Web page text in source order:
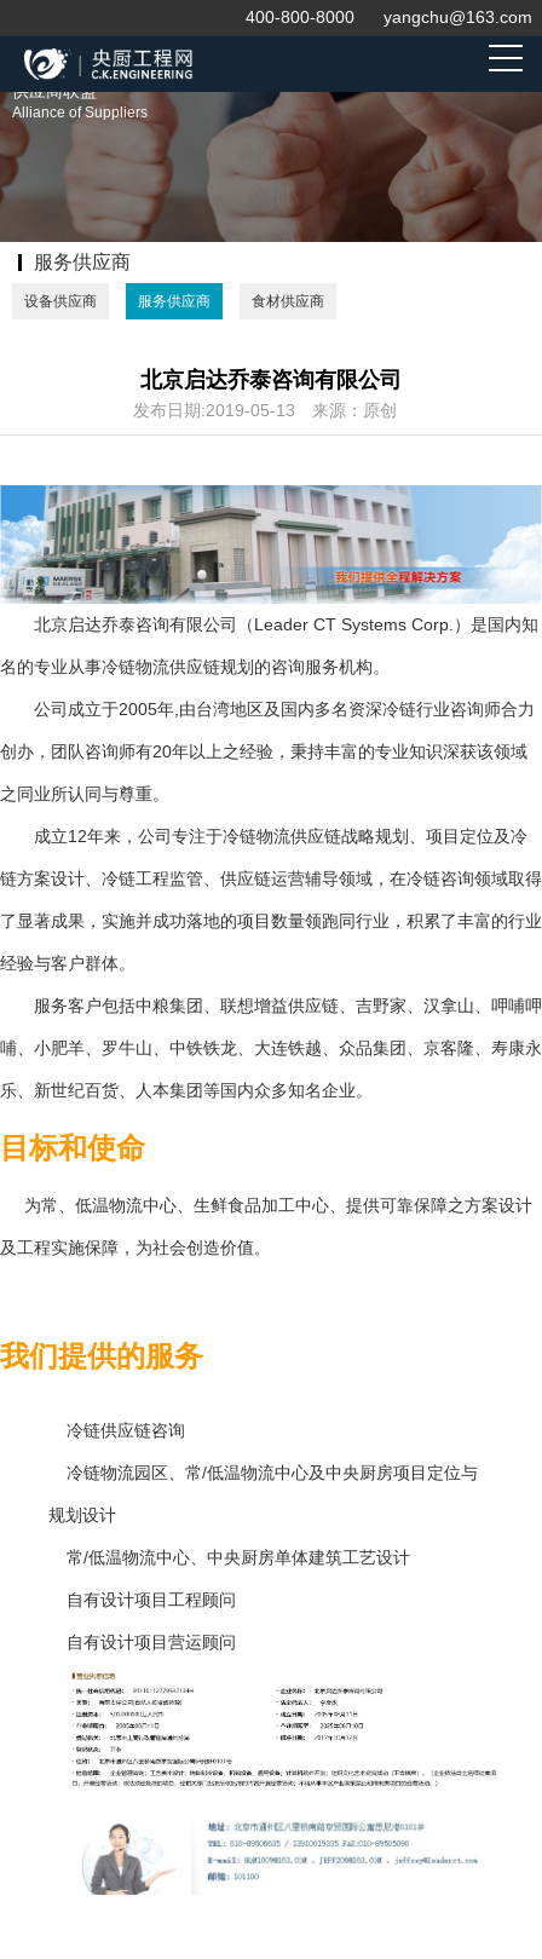
400-800-8000 yangchu@163.com
供应商联盟
Alliance of Suppliers
服务供应商
设备供应商 服务供应商 食材供应商
北京启达乔泰咨询有限公司
发布日期:2019-05-13 来源：原创
北京启达乔泰咨询有限公司（Leader CT Systems Corp. ）是国内知
名的专业从事冷链物流供应链规划的咨询服务机构。
公司成立于2005年 由台湾地区及国内多名资深冷链行业咨询师合力
创办，团队咨询师有20年以上之经验，秉持丰富的专业知识深获该领域
之同业所认同与尊重。
成立12年来，公司专注于冷链物流供应链战略规划、项目定位及冷
链方案设计、冷链工程监管、供应链运营辅导领域，在冷链咨询领域取得
了显著成果，实施并成功落地的项目数量领跑同行业，积累了丰富的行业
经验与客户群体。
服务客户包括中粮集团、联想增益供应链、吉野家、汉拿山、呷哺呷
哺、小肥羊、罗牛山、中铁铁龙、大连铁越、众品集团、京客隆、寿康永
乐、新世纪百货、人本集团等国内众多知名企业。
目标和使命
为常、低温物流中心、生鲜食品加工中心、提供可靠保障之方案设计
及工程实施保障，为社会创造价值 。
我们提供的服务
冷链供应链咨询
冷链物流园区、常/低温物流中心及中央厨房项目定位与
规划设计
常/低温物流中心、中央厨房单体建筑工艺设计
自有设计项目工程顾问
自有设计项目营运顾问